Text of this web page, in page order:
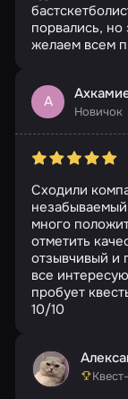
порвались,
желаем всем
А
Новичок
Сходили
много
отметить
отзывчивый и
все
пробует
10/10